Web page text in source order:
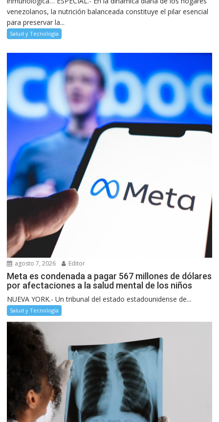
venezolanos, la nutrición balanceada constituye el pilar esencial
para preservar la...
Salud y Tecnología
agosto 7, 2026 Editor
Meta es condenada a pagar 567 millones de dólares
por afectaciones a la salud mental de los niños
NUEVA YORK.- Un tribunal del estado estadounidense de...
Salud y Tecnología